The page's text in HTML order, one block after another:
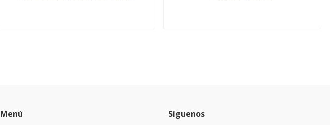
Menú Síguenos